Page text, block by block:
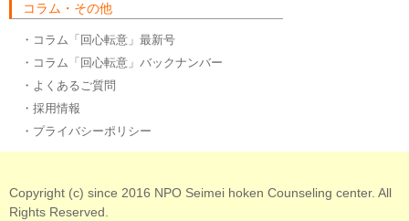
コラム・その他
・コラム「回心転意」最新号
・コラム「回心転意」バックナンバー
・よくあるご質問
・採用情報
・プライバシーポリシー
Copyright (c) since 2016 NPO Seimei hoken Counseling center. All
Rights Reserved.